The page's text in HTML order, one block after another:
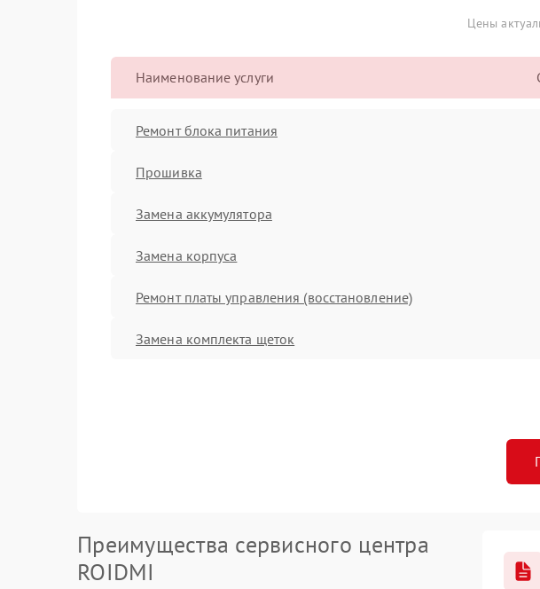
Цены
Наименование услуги
Ремонт блока питания
Прошивка
Замена аккумулятора
Замена корпуса
Ремонт платы управления (восстановление)
Замена комплекта щеток
Преимущества сервисного центра
ROIDMI